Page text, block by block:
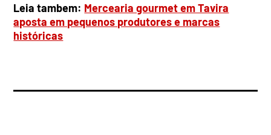
Leia tambem: Mercearia gourmet em Tavira
aposta em pequenos produtores e marcas
históricas